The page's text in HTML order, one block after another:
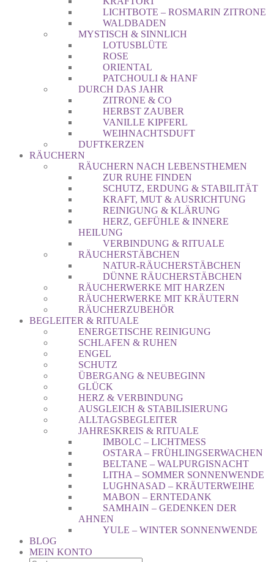
LICHTBOTE – ROSMARIN ZITRONE
WALDBADEN
MYSTISCH & SINNLICH
LOTUSBLÜTE
ROSE
ORIENTAL
PATCHOULI & HANF
DURCH DAS JAHR
ZITRONE & CO
HERBST ZAUBER
VANILLE KIPFERL
WEIHNACHTSDUFT
DUFTKERZEN
RÄUCHERN
RÄUCHERN NACH LEBENSTHEMEN
ZUR RUHE FINDEN
SCHUTZ, ERDUNG & STABILITÄT
KRAFT, MUT & AUSRICHTUNG
REINIGUNG & KLÄRUNG
HERZ, GEFÜHLE & INNERE
HEILUNG
VERBINDUNG & RITUALE
RÄUCHERSTÄBCHEN
NATUR-RÄUCHERSTÄBCHEN
DÜNNE RÄUCHERSTÄBCHEN
RÄUCHERWERKE MIT HARZEN
RÄUCHERWERKE MIT KRÄUTERN
RÄUCHERZUBEHÖR
BEGLEITER & RITUALE
ENERGETISCHE REINIGUNG
SCHLAFEN & RUHEN
ENGEL
SCHUTZ
ÜBERGANG & NEUBEGINN
GLÜCK
HERZ & VERBINDUNG
AUSGLEICH & STABILISIERUNG
ALLTAGSBEGLEITER
JAHRESKREIS & RITUALE
IMBOLC – LICHTMESS
OSTARA – FRÜHLINGSERWACHEN
BELTANE – WALPURGISNACHT
LITHA – SOMMER SONNENWENDE
LUGHNASAD – KRÄUTERWEIHE
MABON – ERNTEDANK
SAMHAIN – GEDENKEN DER
AHNEN
YULE – WINTER SONNENWENDE
BLOG
MEIN KONTO